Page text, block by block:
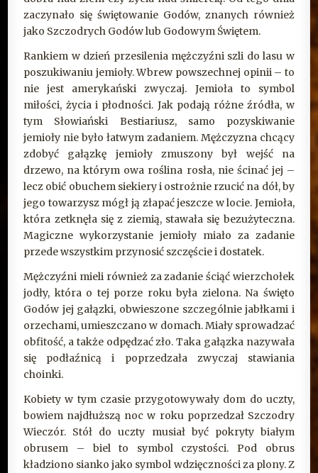
zaczynało się świętowanie Godów, znanych również
jako Szczodrych Godów lub Godowym Świętem.
Rankiem w dzień przesilenia mężczyźni szli do lasu w
poszukiwaniu jemioły. Wbrew powszechnej opinii – to
nie jest amerykański zwyczaj. Jemioła to symbol
miłości, życia i płodności. Jak podają różne źródła, w
tym Słowiański Bestiariusz, samo pozyskiwanie
jemioły nie było łatwym zadaniem. Mężczyzna chcący
zdobyć gałązkę jemioły zmuszony był wejść na
drzewo, na którym owa roślina rosła, nie ścinać jej –
lecz obić obuchem siekiery i ostrożnie rzucić na dół, by
jego towarzysz mógł ją złapać jeszcze w locie. Jemioła,
która zetknęła się z ziemią, stawała się bezużyteczna.
Magiczne wykorzystanie jemioły miało za zadanie
przede wszystkim przynosić szczęście i dostatek.
Mężczyźni mieli również za zadanie ściąć wierzchołek
jodły, która o tej porze roku była zielona. Na święto
Godów jej gałązki, obwieszone szczególnie jabłkami i
orzechami, umieszczano w domach. Miały sprowadzać
obfitość, a także odpędzać zło. Taka gałązka nazywała
się podłaźnicą i poprzedzała zwyczaj stawiania
choinki.
Kobiety w tym czasie przygotowywały dom do uczty,
bowiem najdłuższą noc w roku poprzedzał Szczodry
Wieczór. Stół do uczty musiał być pokryty białym
obrusem – biel to symbol czystości. Pod obrus
kładziono sianko jako symbol wdzięczności za plony. Z